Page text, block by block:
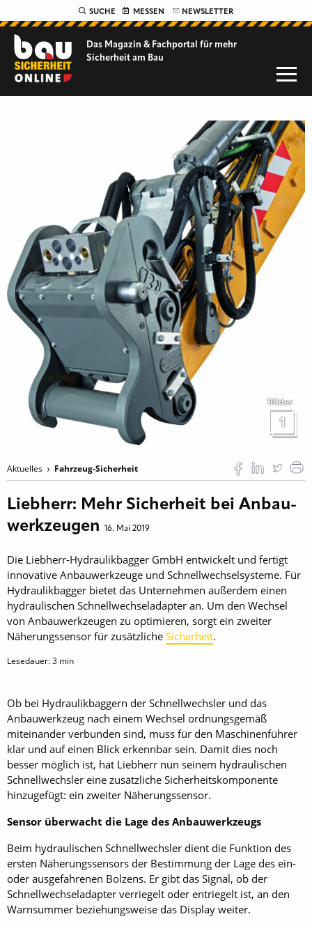
SUCHE MESSEN NEWSLETTER
Das Magazin & Fachportal für mehr
Sicherheit am Bau
Bilder
1
Aktuelles Fahrzeug-Sicherheit
Liebherr: Mehr Sicherheit bei Anbau-
werkzeugen
16. Mai 2019
Die Liebherr-Hydraulikbagger GmbH entwickelt und fertigt
innovative Anbau­werkzeuge und Schnellwechselsysteme. Für
Hydraulikbagger bietet das Unternehmen außerdem einen
hydraulischen Schnellwechseladapter an. Um den Wechsel
von Anbau­werkzeugen zu optimieren, sorgt ein zweiter
Näherungssensor für zusätzliche Sicherheit.
Lesedauer:3 min
Ob bei Hydraulikbaggern der Schnellwechsler und das
Anbauwerkzeug nach einem Wechsel ordnungsgemäß
miteinander verbunden sind, muss für den Maschinenführer
klar und auf einen Blick erkennbar sein. Damit dies noch
besser möglich ist, hat Liebherr nun seinem hydraulischen
Schnellwechsler eine zusätzliche Sicherheitskomponente
hinzugefügt: ein zweiter Näherungssensor.
Sensor überwacht die Lage des Anbauwerkzeugs
Beim hydraulischen Schnellwechsler dient die Funktion des
ersten Näherungssensors der Bestimmung der Lage des ein-
oder ausgefahrenen Bolzens. Er gibt das Signal, ob der
Schnellwechseladapter verriegelt oder entriegelt ist, an den
Warnsummer beziehungsweise das Display weiter.